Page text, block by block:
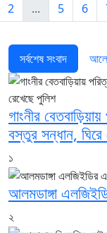
2
... 5 6
সর্বশেষ সংবাদ
গাংনীর
বস্তুর সন্ধান, ঘিরে
১
আলমডাঙ্গা
২